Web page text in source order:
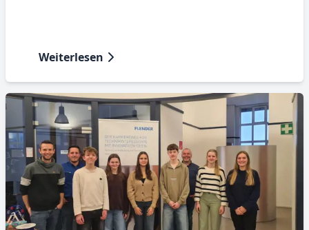
Weiterlesen